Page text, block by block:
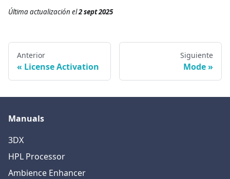
Última actualización el2 sept 2025
Anterior
License Activation
Siguiente
Mode
Manuals
3DX
HPL Processor
Ambience Enhancer